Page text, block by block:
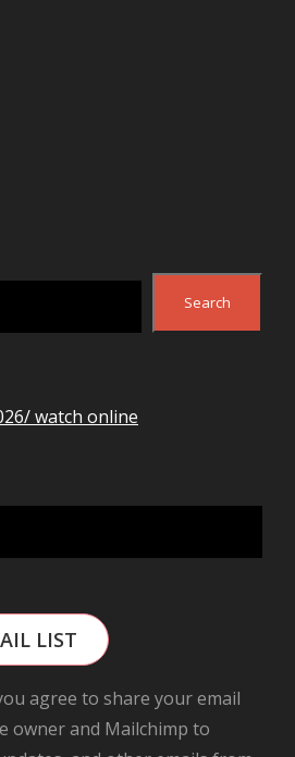
Search
watch online
LIST
agree to share your email
owner and Mailchimp to